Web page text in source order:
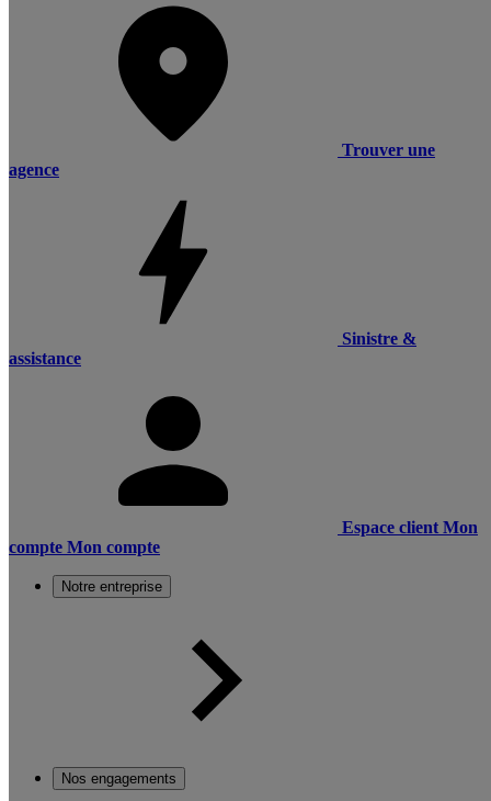
Trouver une
agence
Sinistre &
assistance
Espace client Mon
compte Mon compte
Notre entreprise
Nos engagements